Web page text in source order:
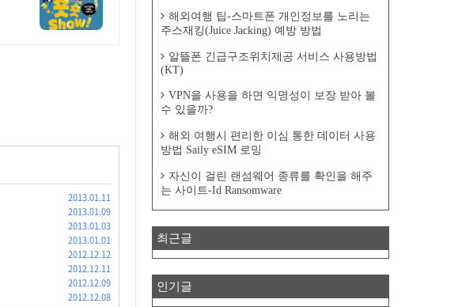
2013.01.11
2013.01.09
2013.01.03
2013.01.01
2012.12.12
2012.12.11
2012.12.09
2012.12.08
해외여행 팁-스마트폰 개인정보를 노리는
주스재킹(Juice Jacking) 예방 방법
알뜰폰 긴급구조위치제공 서비스 사용방법
(KT)
VPN을 사용을 하면 익명성이 보장 받아 볼
수 있을까?
해외 여행시 편리한 이심 통한 데이터 사용
방법 Saily eSIM 로밍
자신이 걸린 랜섬웨어 종류를 확인을 해주
는 사이트-Id Ransomware
최근글
인기글